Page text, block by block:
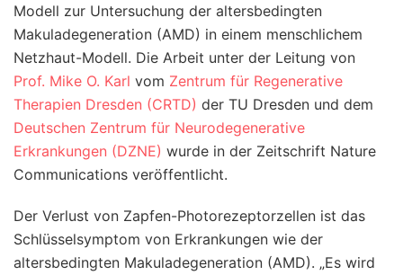
Modell zur Untersuchung der altersbedingten
Makuladegeneration (AMD) in einem menschlichem
Netzhaut-Modell. Die Arbeit unter der Leitung von
Prof. Mike O. Karl vom Zentrum für Regenerative
Therapien Dresden (CRTD) der TU Dresden und dem
Deutschen Zentrum für Neurodegenerative
Erkrankungen (DZNE) wurde in der Zeitschrift Nature
Communications veröffentlicht.
Der Verlust von Zapfen-Photorezeptorzellen ist das
Schlüsselsymptom von Erkrankungen wie der
altersbedingten Makuladegeneration (AMD). „Es wird